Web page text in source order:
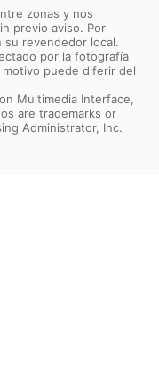
zonas y nos
previo aviso. Por
revendedor local.
por la fotografía
puede diferir del
Multimedia Interface,
are trademarks or
Administrator, Inc.